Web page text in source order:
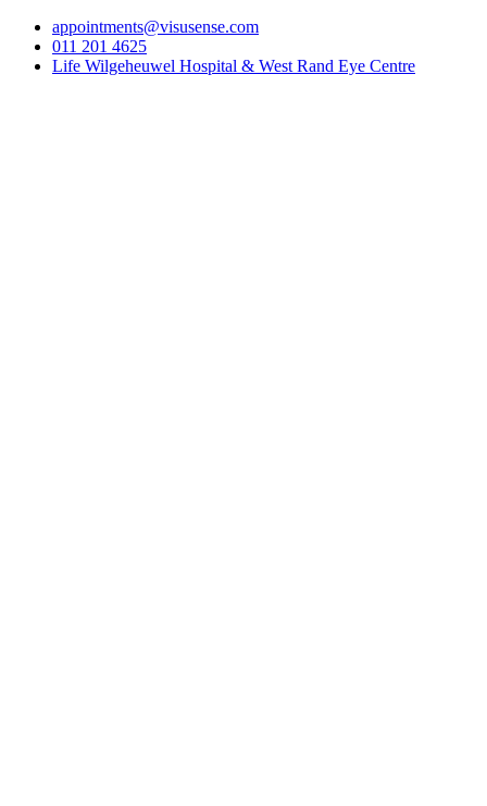
appointments@visusense.com
011 201 4625
Life Wilgeheuwel Hospital & West Rand Eye Centre